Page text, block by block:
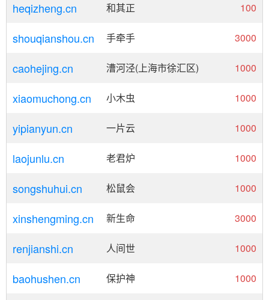
heqizheng.cn 和其正 100
shouqianshou.cn 手牵手 3000
caohejing.cn 漕河泾(上海市徐汇区) 1000
xiaomuchong.cn 小木虫 1000
yipianyun.cn 一片云 1000
laojunlu.cn 老君炉 1000
songshuhui.cn 松鼠会 1000
xinshengming.cn 新生命 3000
renjianshi.cn 人间世 1000
baohushen.cn 保护神 1000